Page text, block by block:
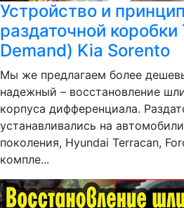
Устройство и
раздаточной коробки
Demand) Kia Sorento
Мы же предлагаем более
надежный – восстановление
корпуса дифференциала.
устанавливались на
поколения, Hyundai Terracan,
компле...